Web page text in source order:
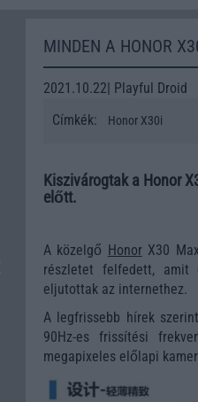
MINDEN A HONOR
2021.10.22| Playful Droid
Címkék:
Honor X30i
Kiszivárogtak a Honor
előtt.
A közelgő HonorX30
részletet felfedett,
eljutottak az internethez.
A legfrissebb hírek
90Hz-es frissítési
megapixeles előlapi